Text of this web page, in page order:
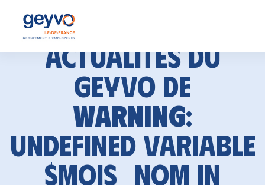
Actualités du
GEYVO de
Warning:
Undefined variable
$mois_nom in